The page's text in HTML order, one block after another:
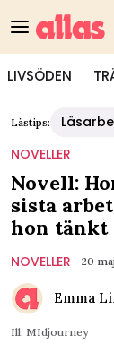
LIVSÖDEN
Lästips:
NOVELLER
Novell:
sista
hon tänkt
NOVELLER 20
Emma
Ill: MIdjourney